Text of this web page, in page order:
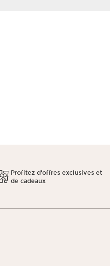
Profitez d'offres exclusives et
de cadeaux